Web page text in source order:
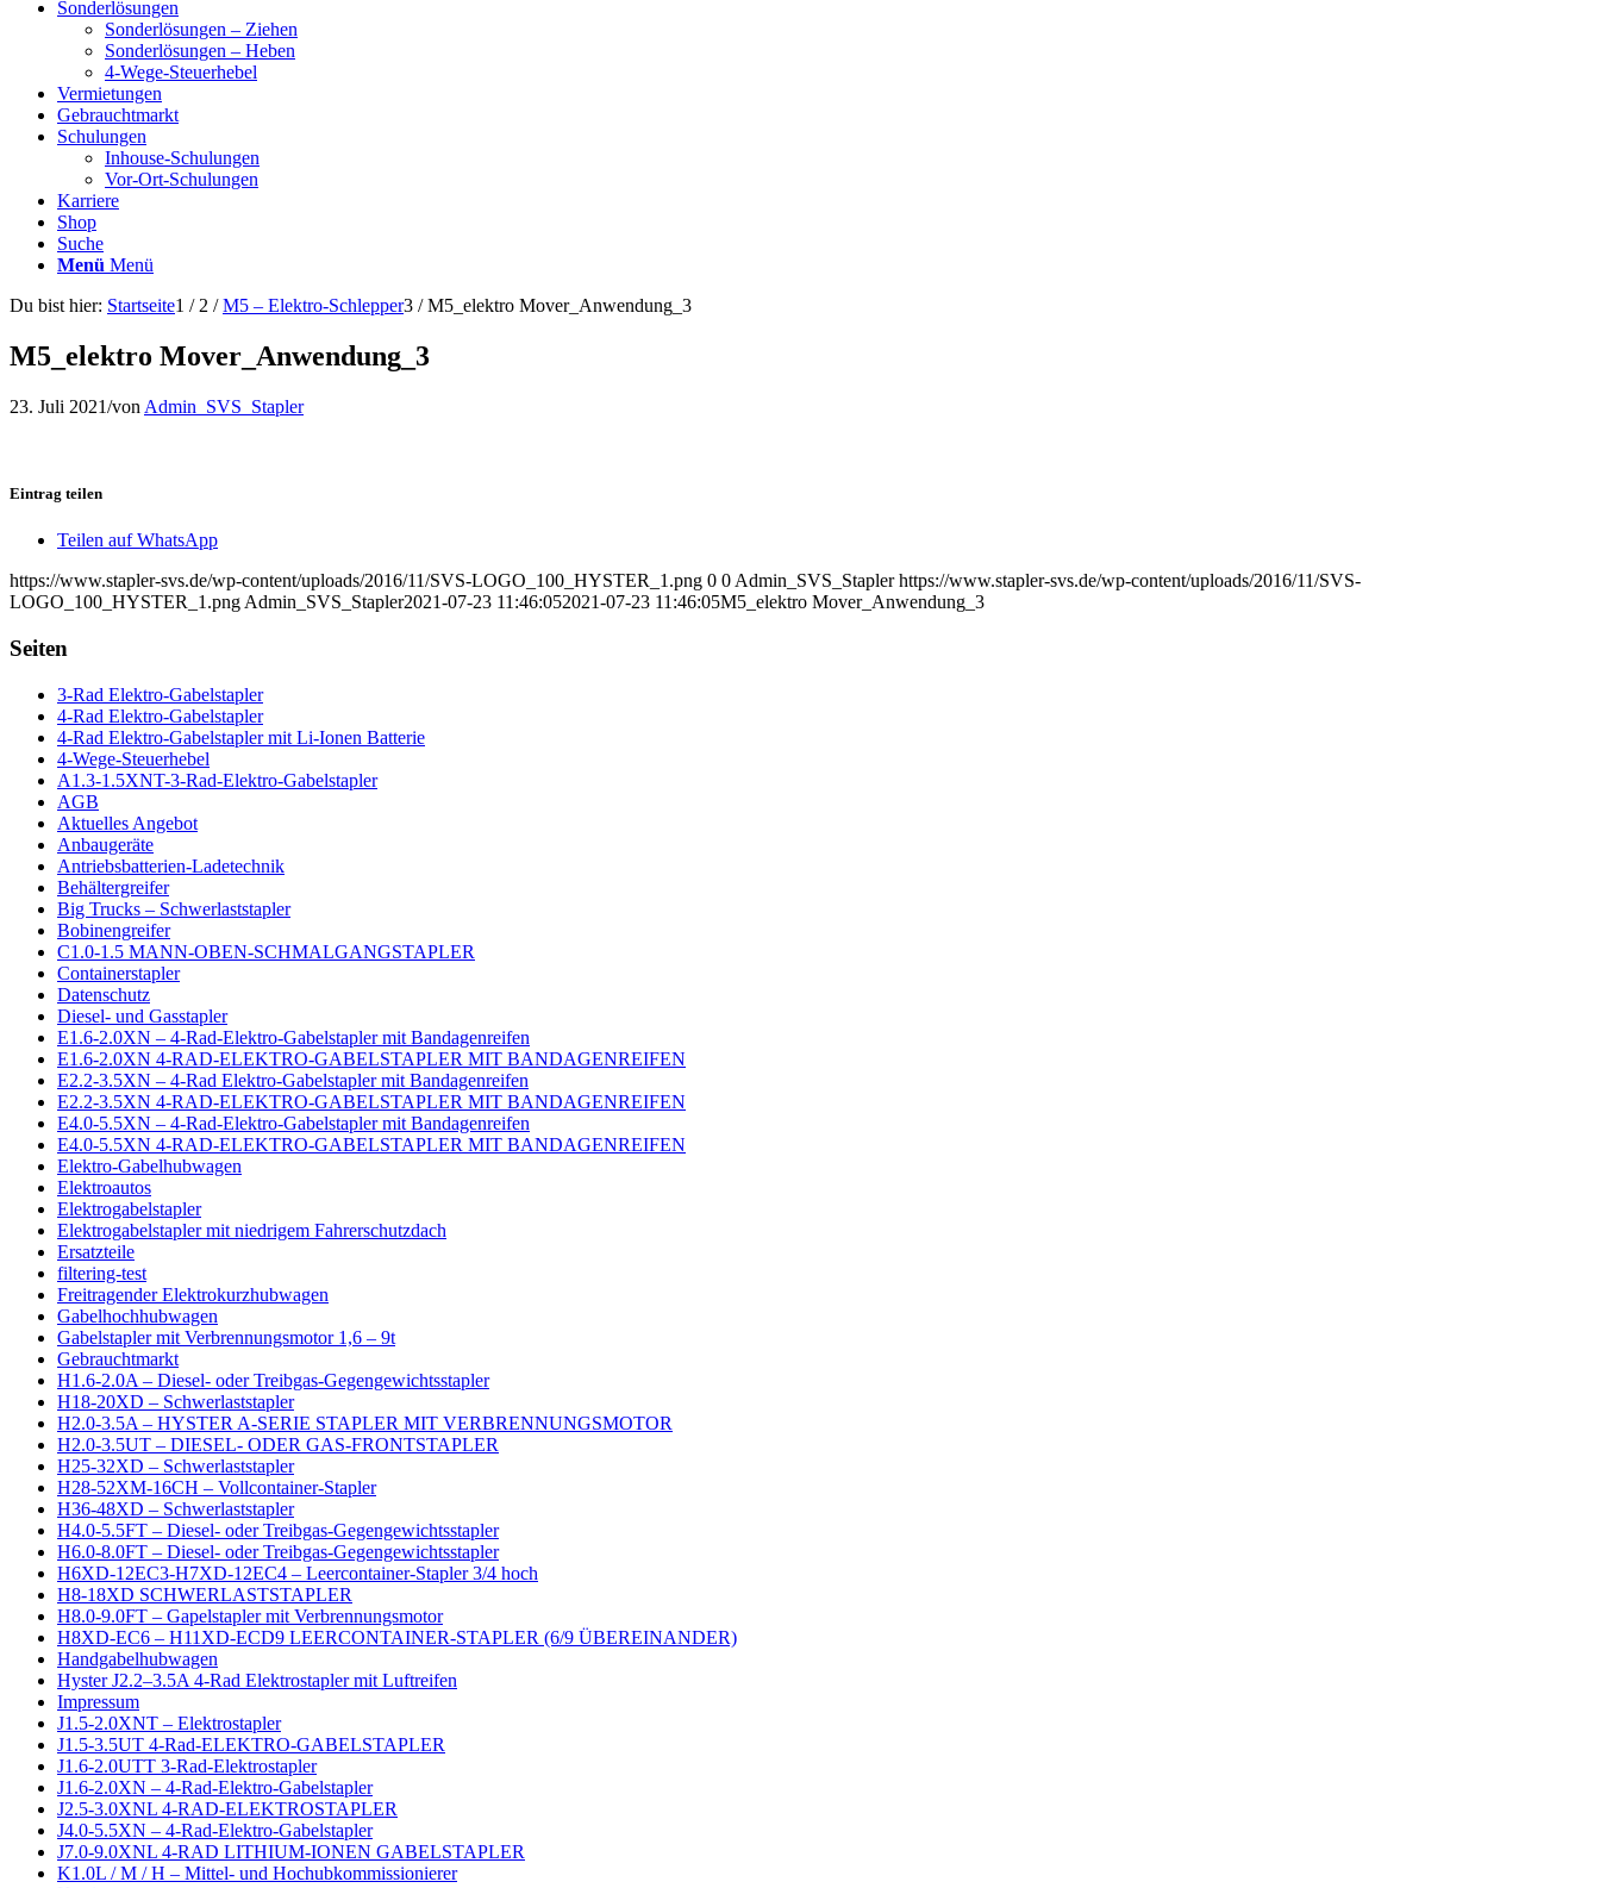
Sonderlösungen
Sonderlösungen – Ziehen
Sonderlösungen – Heben
4-Wege-Steuerhebel
Vermietungen
Gebrauchtmarkt
Schulungen
Inhouse-Schulungen
Vor-Ort-Schulungen
Karriere
Shop
Suche
Menü Menü
Du bist hier: Startseite1 / 2 / M5 – Elektro-Schlepper3 / M5_elektro Mover_Anwendung_3
M5_elektro Mover_Anwendung_3
23. Juli 2021/von Admin_SVS_Stapler
Eintrag teilen
Teilen auf WhatsApp
https://www.stapler-svs.de/wp-content/uploads/2016/11/SVS-LOGO_100_HYSTER_1.png 0 0 Admin_SVS_Stapler https://www.stapler-svs.de/wp-content/uploads/2016/11/SVS-
LOGO_100_HYSTER_1.png Admin_SVS_Stapler2021-07-23 11:46:052021-07-23 11:46:05M5_elektro Mover_Anwendung_3
Seiten
3-Rad Elektro-Gabelstapler
4-Rad Elektro-Gabelstapler
4-Rad Elektro-Gabelstapler mit Li-Ionen Batterie
4-Wege-Steuerhebel
A1.3-1.5XNT-3-Rad-Elektro-Gabelstapler
AGB
Aktuelles Angebot
Anbaugeräte
Antriebsbatterien-Ladetechnik
Behältergreifer
Big Trucks – Schwerlaststapler
Bobinengreifer
C1.0-1.5 MANN-OBEN-SCHMALGANGSTAPLER
Containerstapler
Datenschutz
Diesel- und Gasstapler
E1.6-2.0XN – 4-Rad-Elektro-Gabelstapler mit Bandagenreifen
E1.6-2.0XN 4-RAD-ELEKTRO-GABELSTAPLER MIT BANDAGENREIFEN
E2.2-3.5XN – 4-Rad Elektro-Gabelstapler mit Bandagenreifen
E2.2-3.5XN 4-RAD-ELEKTRO-GABELSTAPLER MIT BANDAGENREIFEN
E4.0-5.5XN – 4-Rad-Elektro-Gabelstapler mit Bandagenreifen
E4.0-5.5XN 4-RAD-ELEKTRO-GABELSTAPLER MIT BANDAGENREIFEN
Elektro-Gabelhubwagen
Elektroautos
Elektrogabelstapler
Elektrogabelstapler mit niedrigem Fahrerschutzdach
Ersatzteile
filtering-test
Freitragender Elektrokurzhubwagen
Gabelhochhubwagen
Gabelstapler mit Verbrennungsmotor 1,6 – 9t
Gebrauchtmarkt
H1.6-2.0A – Diesel- oder Treibgas-Gegengewichtsstapler
H18-20XD – Schwerlaststapler
H2.0-3.5A – HYSTER A-SERIE STAPLER MIT VERBRENNUNGSMOTOR
H2.0-3.5UT – DIESEL- ODER GAS-FRONTSTAPLER
H25-32XD – Schwerlaststapler
H28-52XM-16CH – Vollcontainer-Stapler
H36-48XD – Schwerlaststapler
H4.0-5.5FT – Diesel- oder Treibgas-Gegengewichtsstapler
H6.0-8.0FT – Diesel- oder Treibgas-Gegengewichtsstapler
H6XD-12EC3-H7XD-12EC4 – Leercontainer-Stapler 3/4 hoch
H8-18XD SCHWERLASTSTAPLER
H8.0-9.0FT – Gapelstapler mit Verbrennungsmotor
H8XD-EC6 – H11XD-ECD9 LEERCONTAINER-STAPLER (6/9 ÜBEREINANDER)
Handgabelhubwagen
Hyster J2.2–3.5A 4-Rad Elektrostapler mit Luftreifen
Impressum
J1.5-2.0XNT – Elektrostapler
J1.5-3.5UT 4-Rad-ELEKTRO-GABELSTAPLER
J1.6-2.0UTT 3-Rad-Elektrostapler
J1.6-2.0XN – 4-Rad-Elektro-Gabelstapler
J2.5-3.0XNL 4-RAD-ELEKTROSTAPLER
J4.0-5.5XN – 4-Rad-Elektro-Gabelstapler
J7.0-9.0XNL 4-RAD LITHIUM-IONEN GABELSTAPLER
K1.0L / M / H – Mittel- und Hochubkommissionierer